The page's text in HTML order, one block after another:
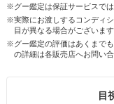
※グー鑑定は保証サービスで
※実際にお渡しするコンディ
目が異なる場合がございます
※グー鑑定の評価はあくまで
の詳細は各販売店へお問い合
目